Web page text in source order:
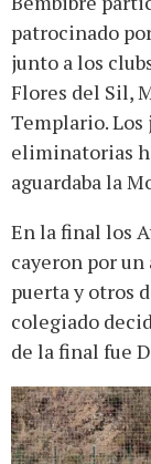
patrocinado
junto a los
Flores del Sil,
Templario. Los
eliminatorias
aguardaba la
En la final los
cayeron por
puerta y otros
colegiado
de la final fue